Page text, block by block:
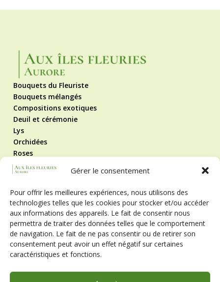
Gérer le consentement
Pour offrir les meilleures expériences, nous utilisons des
technologies telles que les cookies pour stocker et/ou accéder
aux informations des appareils. Le fait de consentir nous
permettra de traiter des données telles que le comportement
de navigation. Le fait de ne pas consentir ou de retirer son
consentement peut avoir un effet négatif sur certaines
caractéristiques et fonctions.
Bouquets du Fleuriste
Bouquets mélangés
Compositions exotiques
Deuil et cérémonie
Lys
Orchidées
Roses
Roses éternelles
Contact
Politique de cookies
CGV
Suivez-nous !